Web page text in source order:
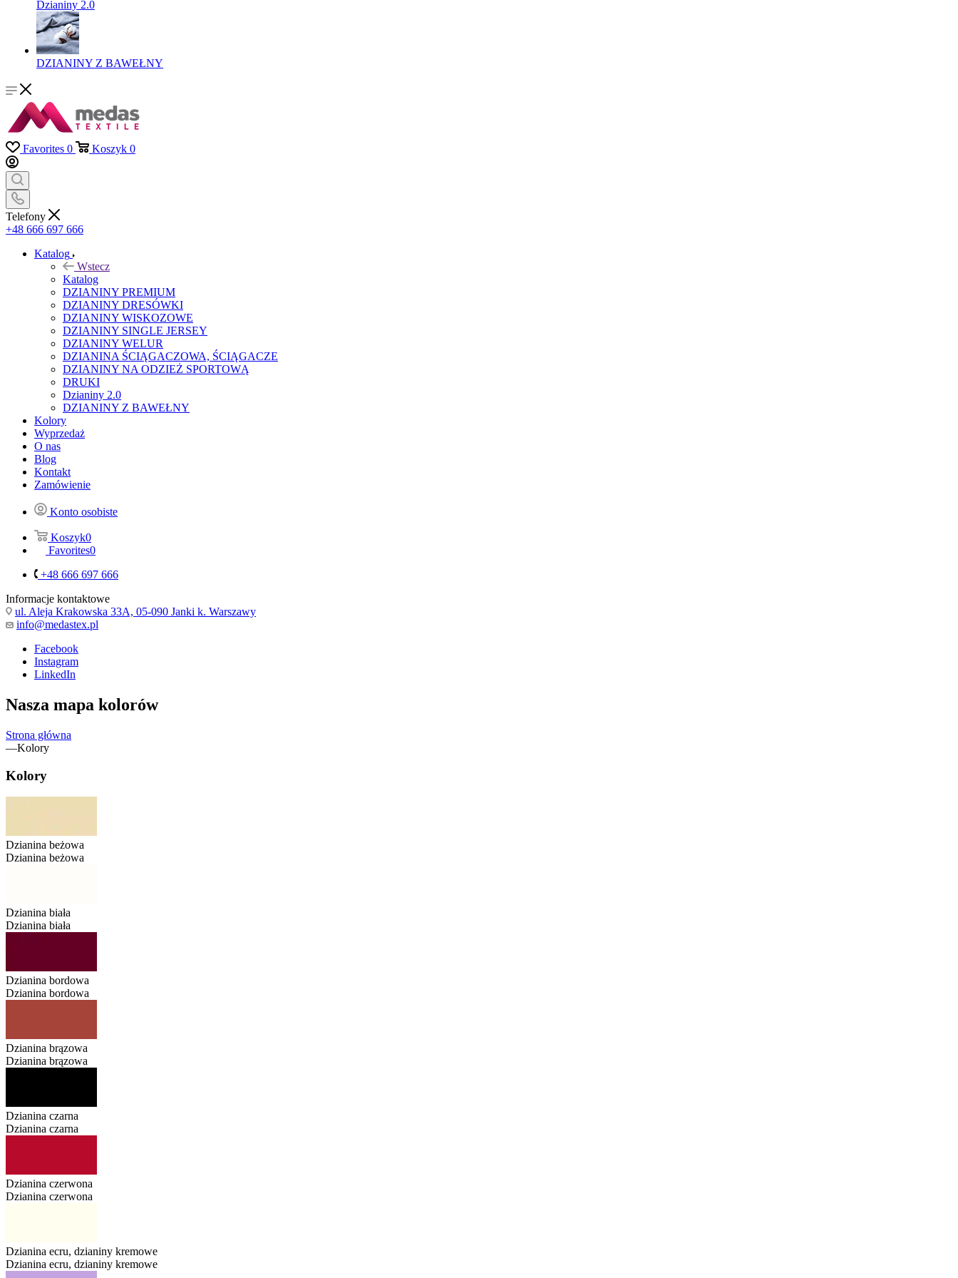
Dzianiny 2.0
DZIANINY Z BAWEŁNY
Favorites 0 Koszyk 0
Telefony
+48 666 697 666
Katalog
Wstecz
Katalog
DZIANINY PREMIUM
DZIANINY DRESÓWKI
DZIANINY WISKOZOWE
DZIANINY SINGLE JERSEY
DZIANINY WELUR
DZIANINA ŚCIĄGACZOWA, ŚCIĄGACZE
DZIANINY NA ODZIEŻ SPORTOWĄ
DRUKI
Dzianiny 2.0
DZIANINY Z BAWEŁNY
Kolory
Wyprzedaż
O nas
Blog
Kontakt
Zamówienie
Konto osobiste
Koszyk0
Favorites0
+48 666 697 666
Informacje kontaktowe
ul. Aleja Krakowska 33A, 05-090 Janki k. Warszawy
info@medastex.pl
Facebook
Instagram
LinkedIn
Nasza mapa kolorów
Strona główna
—Kolory
Kolory
Dzianina beżowa
Dzianina beżowa
Dzianina biała
Dzianina biała
Dzianina bordowa
Dzianina bordowa
Dzianina brązowa
Dzianina brązowa
Dzianina czarna
Dzianina czarna
Dzianina czerwona
Dzianina czerwona
Dzianina ecru, dzianiny kremowe
Dzianina ecru, dzianiny kremowe